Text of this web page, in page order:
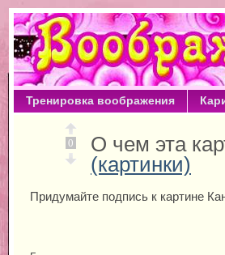
Тренировка воображения
0 О чем эта
(картинки)
Придумайте подпись к картине